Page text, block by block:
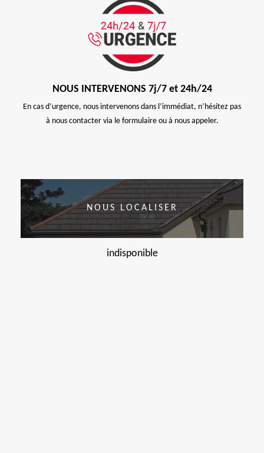
NOUS INTERVENONS 7j/7 et 24h/24
En cas d’urgence, nous intervenons dans l’immédiat, n’hésitez pas
à nous contacter via le formulaire ou à nous appeler.
NOUS LOCALISER
indisponible